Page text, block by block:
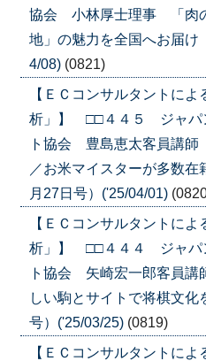
協会 小林厚士理事 「肉
地」の魅力を全国へお届け
4/08) (0821)
【ＥＣコンサルタントに
析」】 □□４４５ ジャパ
ト協会 豊島恵太客員講師
／お米マイスターが多数
月27日号）('25/04/01)
【ＥＣコンサルタントに
析」】 □□４４４ ジャパ
ト協会 矢崎宏一郎客員
しい駒とサイトで将棋文化
号）('25/03/25) (0819)
【ＥＣコンサルタントに